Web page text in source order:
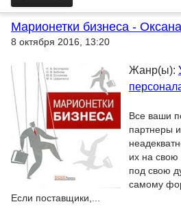
Марионетки бизнеса -
8 октября 2016, 13:20
Жанр(ы):
Все ваши
партнеры
их на свою
под свою
самому
Если поставщики,...